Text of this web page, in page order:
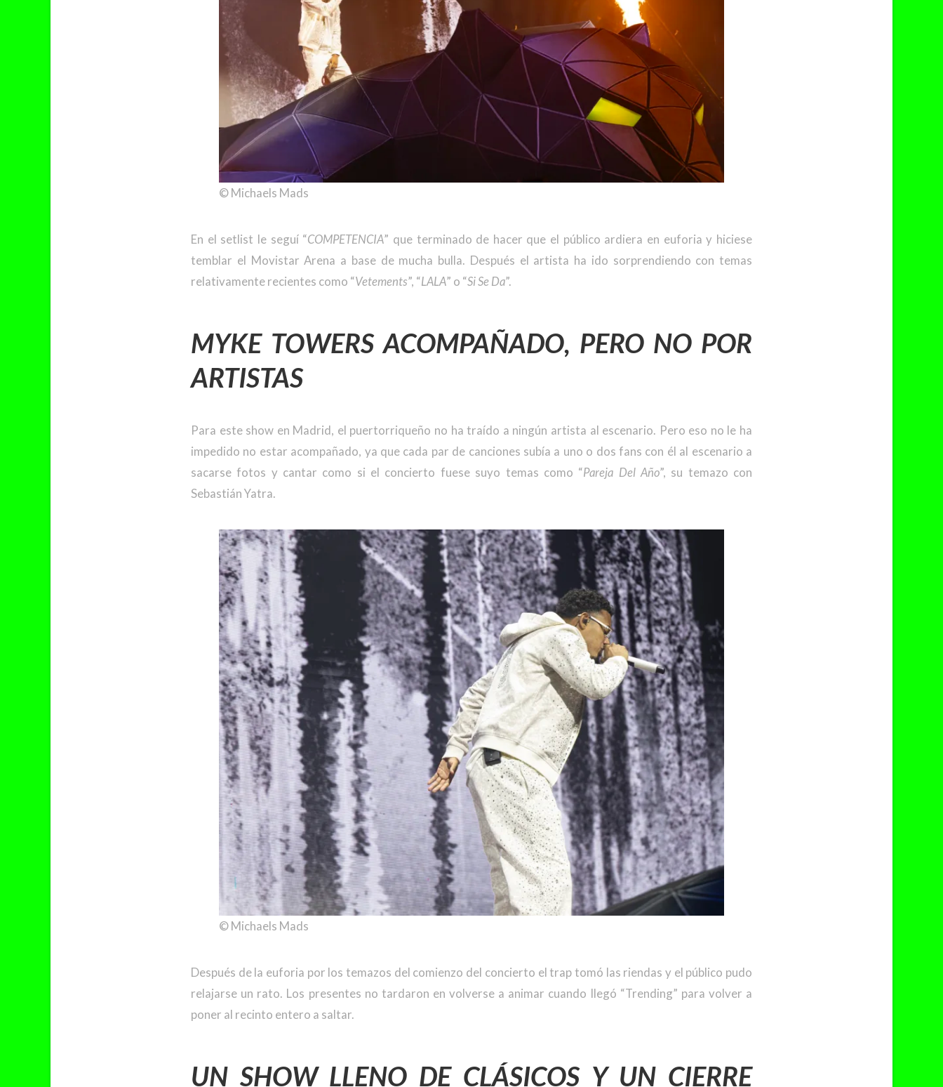
© Michaels Mads
En el setlist le seguí “COMPETENCIA” que terminado de hacer que el público ardiera en euforia y hiciese
temblar el Movistar Arena a base de mucha bulla. Después el artista ha ido sorprendiendo con temas
relativamente recientes como “Vetements”, “LALA” o “Si Se Da”.
MYKE TOWERS ACOMPAÑADO, PERO NO POR
ARTISTAS
Para este show en Madrid, el puertorriqueño no ha traído a ningún artista al escenario. Pero eso no le ha
impedido no estar acompañado, ya que cada par de canciones subía a uno o dos fans con él al escenario a
sacarse fotos y cantar como si el concierto fuese suyo temas como “Pareja Del Año”, su temazo con
Sebastián Yatra.
© Michaels Mads
Después de la euforia por los temazos del comienzo del concierto el trap tomó las riendas y el público pudo
relajarse un rato. Los presentes no tardaron en volverse a animar cuando llegó “Trending” para volver a
poner al recinto entero a saltar.
UN SHOW LLENO DE CLÁSICOS Y UN CIERRE